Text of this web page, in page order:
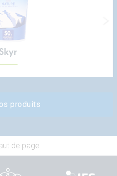
Skyr
produits
de page